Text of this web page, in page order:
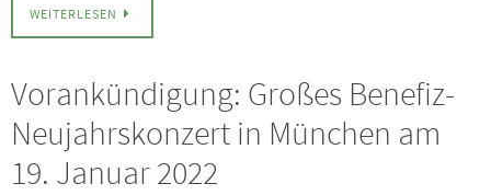
WEITERLESEN
Vorankündigung: Großes Benefiz-
Neujahrskonzert in München am
19. Januar 2022